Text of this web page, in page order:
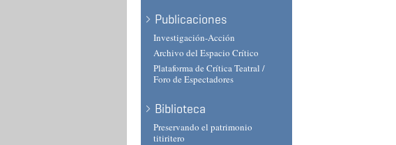
Publicaciones
Investigación-Acción
Archivo del Espacio Crítico
Plataforma de Crítica Teatral /
Foro de Espectadores
Biblioteca
Preservando el patrimonio
titiritero